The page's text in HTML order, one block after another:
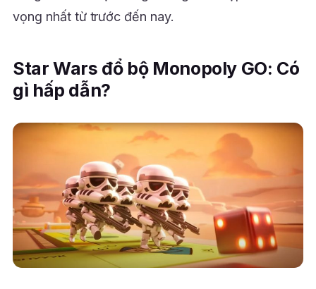
vọng nhất từ trước đến nay.
Star Wars đổ bộ Monopoly GO: Có
gì hấp dẫn?